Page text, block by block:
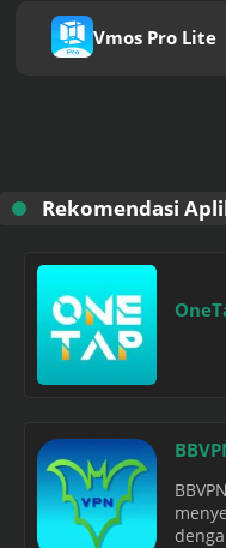
Vmos Pro Lite
Rekomendasi